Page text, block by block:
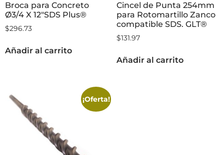
Broca para Concreto
Ø3/4 X 12″SDS Plus®
$296.73
Añadir al carrito
Cincel de Punta 254mm
para Rotomartillo Zanco
compatible SDS. GLT®
$131.97
Añadir al carrito
¡Oferta!